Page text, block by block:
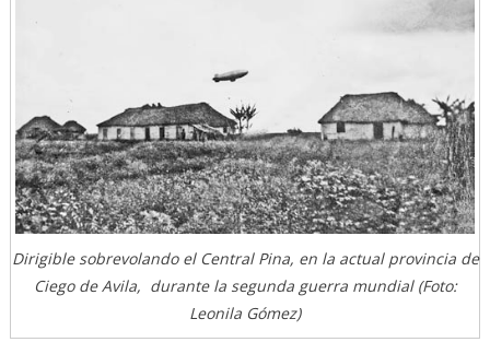
Dirigible sobrevolando el Central Pina, en la actual provincia de
Ciego de Avila, durante la segunda guerra mundial (Foto:
Leonila Gómez)